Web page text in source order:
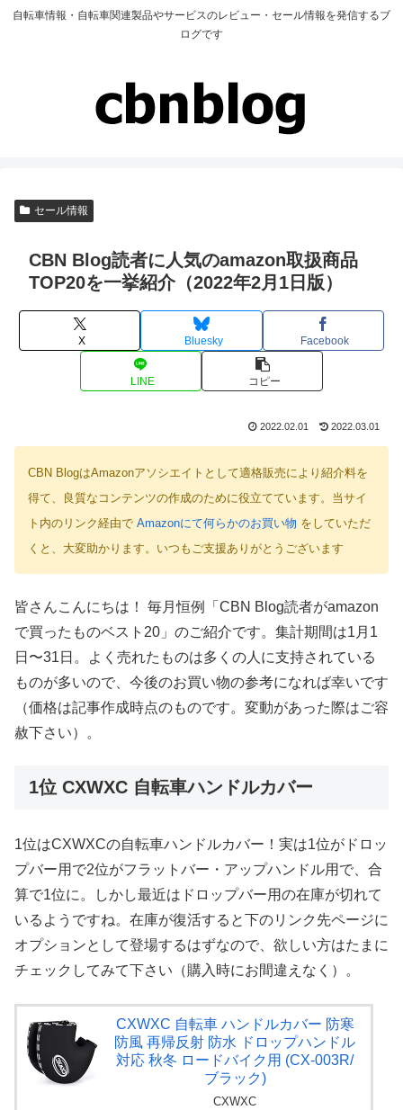
自転車情報・自転車関連製品やサービスのレビュー・セール情報を発信するブ
ログです
セール情報
CBN Blog読者に人気のamazon取扱商品
TOP20を一挙紹介（2022年2月1日版）
X Bluesky Facebook
LINE コピー
2022.02.01 2022.03.01
CBN BlogはAmazonアソシエイトとして適格販売により紹介料を
得て、良質なコンテンツの作成のために役立てています。当サイ
ト内のリンク経由で Amazonにて何らかのお買い物 をしていただ
くと、大変助かります。いつもご支援ありがとうございます
皆さんこんにちは！ 毎月恒例「CBN Blog読者がamazon
で買ったものベスト20」のご紹介です。集計期間は1月1
日〜31日。よく売れたものは多くの人に支持されている
ものが多いので、今後のお買い物の参考になれば幸いです
（価格は記事作成時点のものです。変動があった際はご容
赦下さい）。
1位 CXWXC 自転車ハンドルカバー
1位はCXWXCの自転車ハンドルカバー！実は1位がドロッ
プバー用で2位がフラットバー・アップハンドル用で、合
算で1位に。しかし最近はドロップバー用の在庫が切れて
いるようですね。在庫が復活すると下のリンク先ページに
オプションとして登場するはずなので、欲しい方はたまに
チェックしてみて下さい（購入時にお間違えなく）。
CXWXC 自転車 ハンドルカバー 防寒
防風 再帰反射 防水 ドロップハンドル
対応 秋冬 ロードバイク用 (CX-003R/
ブラック)
CXWXC